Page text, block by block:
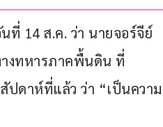
ที่ 14 ส.ค. ว่า นายจอร์จีย์
างทหารภาคพื้นดิน ที่
ปดาห์ที่แล้ว ว่า “เป็นความ